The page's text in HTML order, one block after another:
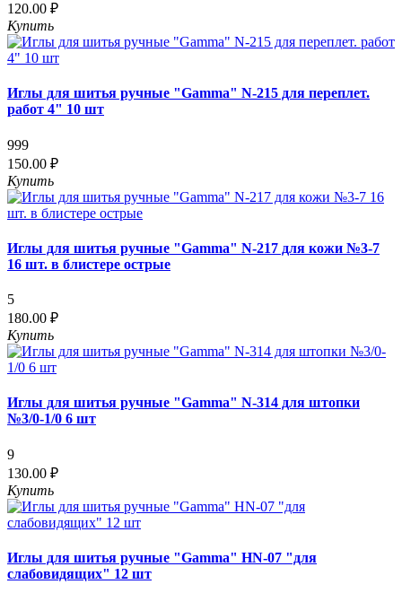
120.00 ₽
Купить
Иглы для шитья ручные "Gamma" N-215 для переплет.
работ 4" 10 шт
999
150.00 ₽
Купить
Иглы для шитья ручные "Gamma" N-217 для кожи №3-7
16 шт. в блистере острые
5
180.00 ₽
Купить
Иглы для шитья ручные "Gamma" N-314 для штопки
№3/0-1/0 6 шт
9
130.00 ₽
Купить
Иглы для шитья ручные "Gamma" HN-07 "для
слабовидящих" 12 шт